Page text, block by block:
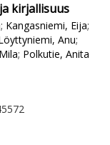
kirjallisuus
; Kangasniemi, Eija;
Anu;
; Polkutie, Anita